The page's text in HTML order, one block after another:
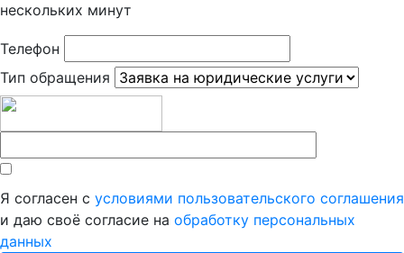
нескольких минут
Телефон
Тип обращения
Я согласен с условиями пользовательского соглашения
и даю своё согласие на обработку персональных
данных